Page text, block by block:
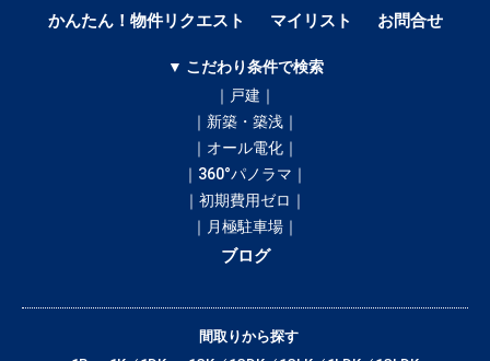
かんたん！物件リクエスト
マイリスト お問合せ
▼ こだわり条件で検索
｜戸建｜
｜新築・築浅｜
｜オール電化｜
｜360°パノラマ｜
｜初期費用ゼロ｜
｜月極駐車場｜
ブログ
間取りから探す